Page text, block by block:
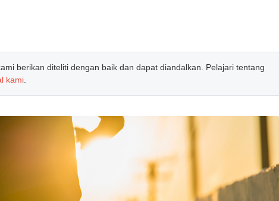
berikan diteliti dengan baik dan dapat diandalkan. Pelajari tentang
kami